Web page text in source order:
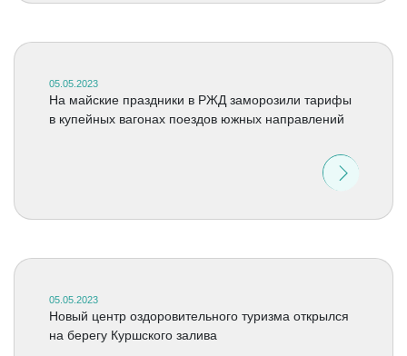
05.05.2023
На майские праздники в РЖД заморозили тарифы
в купейных вагонах поездов южных направлений
05.05.2023
Новый центр оздоровительного туризма открылся
на берегу Куршского залива